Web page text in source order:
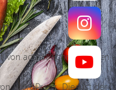
vonadmin Schreibe einen
WordPress. Dies ist der